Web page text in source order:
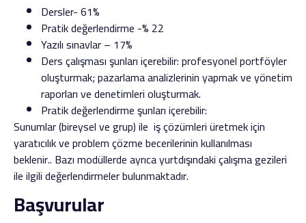
Dersler- 61%
Pratik değerlendirme -% 22
Yazılı sınavlar – 17%
Ders çalışması şunları içerebilir: profesyonel portföyler
oluşturmak; pazarlama analizlerinin yapmak ve yönetim
raporları ve denetimleri oluşturmak.
Pratik değerlendirme şunları içerebilir:
Sunumlar (bireysel ve grup) ile iş çözümleri üretmek için
yaratıcılık ve problem çözme becerilerinin kullanılması
beklenir.. Bazı modüllerde ayrıca yurtdışındaki çalışma gezileri
ile ilgili değerlendirmeler bulunmaktadır.
Başvurular